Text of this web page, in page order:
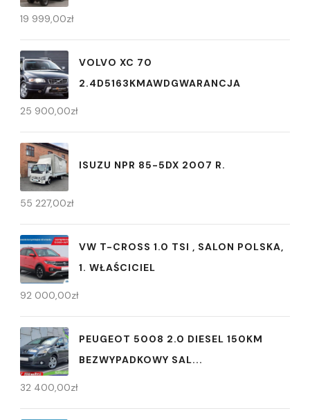
19 999,00zł
VOLVO XC 70
2.4D5163KMAWDGWARANCJA
25 900,00zł
ISUZU NPR 85-5DX 2007 R.
55 227,00zł
VW T-CROSS 1.0 TSI , SALON POLSKA,
1. WŁAŚCICIEL
92 000,00zł
PEUGEOT 5008 2.0 DIESEL 150KM
BEZWYPADKOWY SAL...
32 400,00zł